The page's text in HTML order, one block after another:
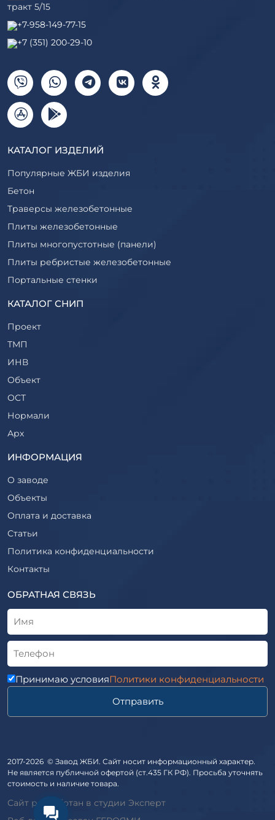
тракт 5/15
+7-958-149-77-15
+7 (351) 200-29-10
КАТАЛОГ ИЗДЕЛИЙ
Популярные ЖБИ изделия
Бетон
Траверсы железобетонные
Плиты железобетонные
Плиты многопустотные (панели)
Плиты ребристые железобетонные
Портальные стенки
Прогоны железобетонные
Ригели железобетонные
Сваи железобетонные
Стеновые блоки
Стойки железобетонные
Столбы железобетонные
Закладные детали
Трубы железобетонные
Утяжелители железобетонные
Фермы железобетонные
Фундаментные блоки
Фундаменты железобетонные
Шахты лифтов железобетонные
Шпалы железобетонные
Элементы благоустройства
Трубы асбоцементные
Приставки железобетонные (пасынки) Серия 3.407-57 и
ГОСТ 14295-75
Лестничные марши
Автопавильоны
Анкера железобетонные
Балки железобетонные
Блоки железобетонные
Кабины санитарно-технические
Козырьки входов для общественных зданий
КАТАЛОГ СНИП
Проект
ТМП
ИНВ
Объект
ОСТ
Нормали
Арх
ТР
Серия
ТП
ТПР
Шифр
Рабочие чертежи
ВСН
ТУ
Альбом
ИНФОРМАЦИЯ
О заводе
Объекты
Оплата и доставка
Статьи
Политика конфиденциальности
Контакты
ОБРАТНАЯ СВЯЗЬ
Принимаю условияПолитики конфиденциальности
Отправить
2017-2026 © Завод ЖБИ. Сайт носит информационный характер.
Не является публичной офертой (ст.435 ГК РФ). Просьба уточнять
стоимость и наличие товара.
Сайт разработан в студии Эксперт